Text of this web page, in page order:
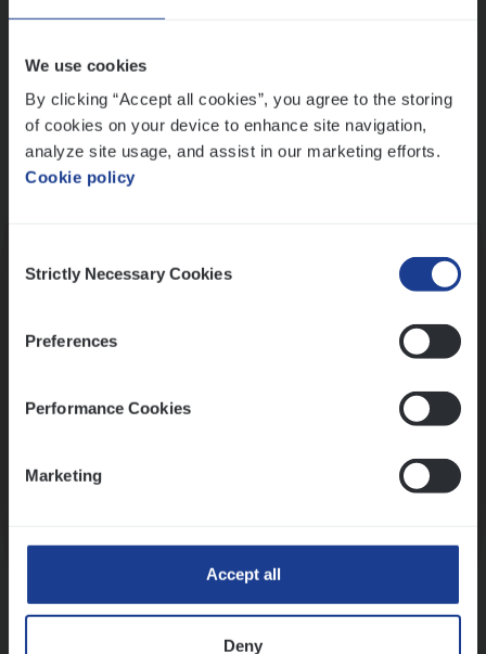
We use cookies
By clicking “Accept all cookies”, you agree to the storing
of cookies on your device to enhance site navigation,
analyze site usage, and assist in our marketing efforts.
Cookie policy
Selection
Strictly Necessary Cookies
Preferences
Performance Cookies
Marketing
Accept all
Deny